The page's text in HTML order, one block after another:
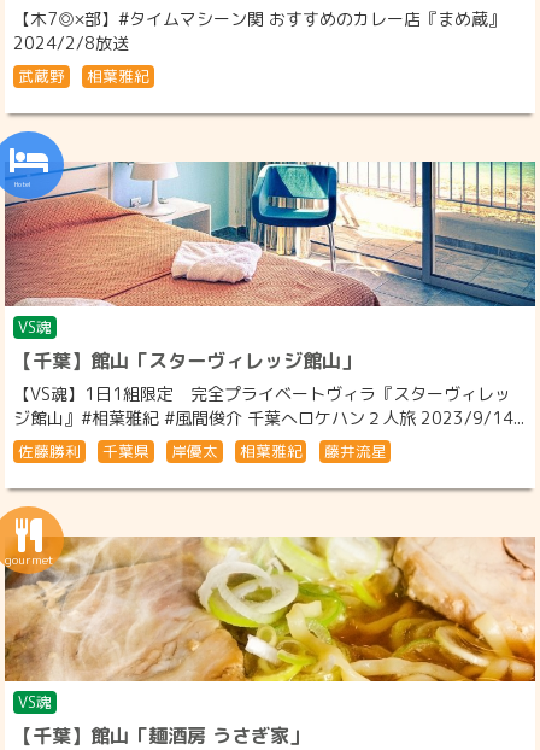
【木7◎×部】#タイムマシーン関 おすすめのカレー店『まめ蔵』
2024/2/8放送
武蔵野 相葉雅紀
VS魂
【千葉】館山「スターヴィレッジ館山」
【VS魂】1日1組限定 完全プライベートヴィラ『スターヴィレッ
ジ館山』#相葉雅紀 #風間俊介 千葉へロケハン２人旅 2023/9/14...
佐藤勝利 千葉県 岸優太 相葉雅紀 藤井流星
VS魂
【千葉】館山「麺酒房 うさぎ家」